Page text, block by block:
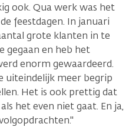
ook. Qua werk was het
feestdagen. In januari
grote klanten in te
gegaan en heb het
enorm gewaardeerd.
uiteindelijk meer begrip
Het is ook prettig dat
het even niet gaat. En ja,